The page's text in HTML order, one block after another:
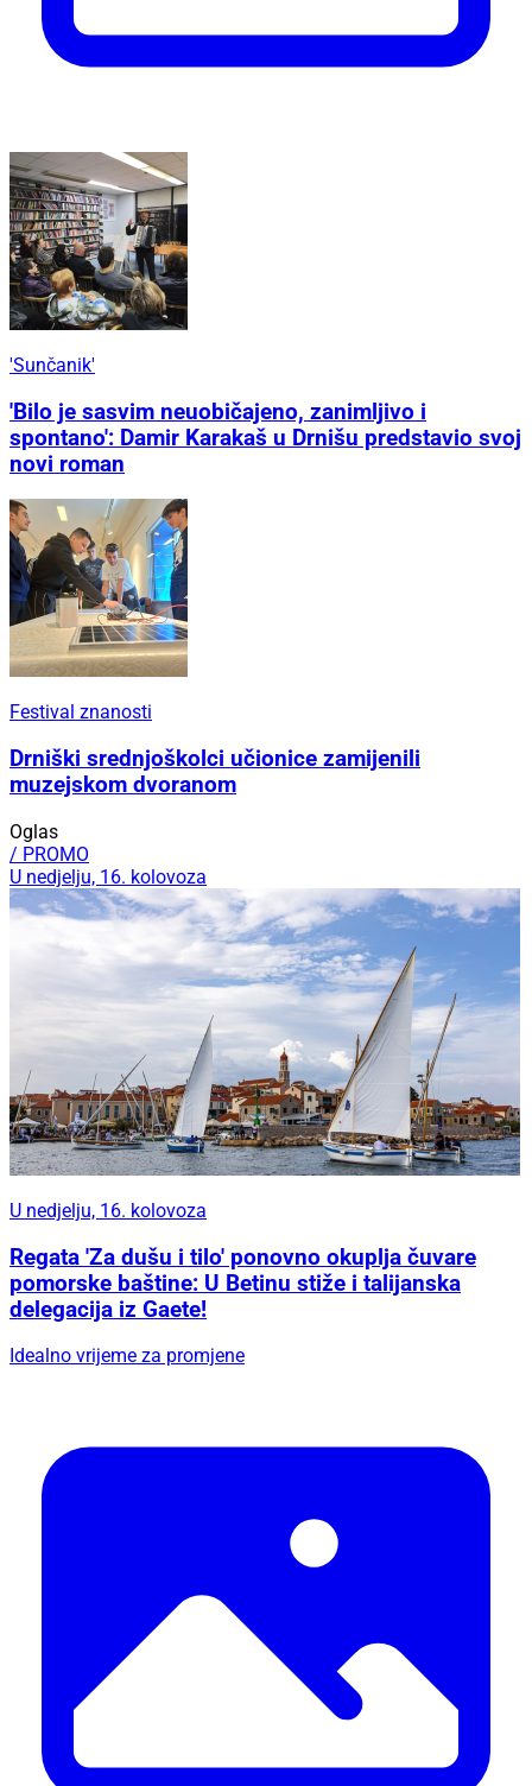
'Sunčanik'
'Bilo je sasvim neuobičajeno, zanimljivo i
spontano': Damir Karakaš u Drnišu predstavio svoj
novi roman
Festival znanosti
Drniški srednjoškolci učionice zamijenili
muzejskom dvoranom
Oglas
/ PROMO
U nedjelju, 16. kolovoza
U nedjelju, 16. kolovoza
Regata 'Za dušu i tilo' ponovno okuplja čuvare
pomorske baštine: U Betinu stiže i talijanska
delegacija iz Gaete!
Idealno vrijeme za promjene